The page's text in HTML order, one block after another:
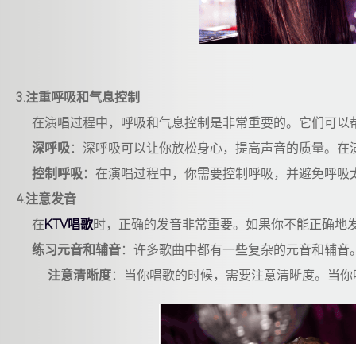
3.注重呼吸和气息控制
在演唱过程中，呼吸和气息控制是非常重要的。它们可以
深呼吸：深呼吸可以让你放松身心，提高声音的质量。
控制呼吸：在演唱过程中，你需要控制呼吸，并避免呼
4.注意发音
在KTV唱歌时，正确的发音非常重要。如果你不能正确
练习元音和辅音：许多歌曲中都有一些复杂的元音和辅
注意清晰度：当你唱歌的时候，需要注意清晰度。当